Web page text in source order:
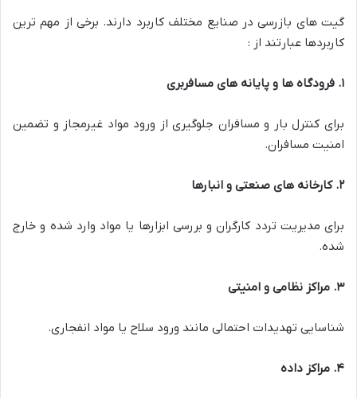
گیت های بازرسی در صنایع مختلف کاربرد دارند. برخی از مهم ترین
کاربردها عبارتند از :
۱. فرودگاه ها و پایانه های مسافربری
برای کنترل بار و مسافران جلوگیری از ورود مواد غیرمجاز و تضمین
امنیت مسافران.
۲.کارخانه های صنعتی و انبارها
برای مدیریت تردد کارگران و بررسی ابزارها یا مواد وارد شده و خارج
شده.
۳. مراکز نظامی و امنیتی
شناسایی تهدیدات احتمالی مانند ورود سلاح یا مواد انفجاری.
۴. مراکز داده